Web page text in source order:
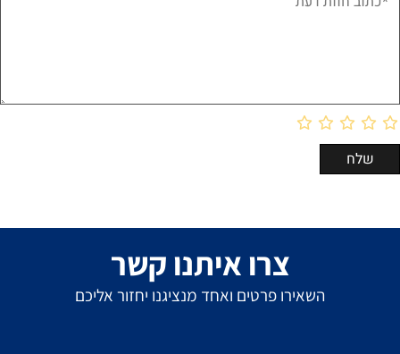
צרו איתנו קשר
השאירו פרטים ואחד מנציגנו יחזור אליכם